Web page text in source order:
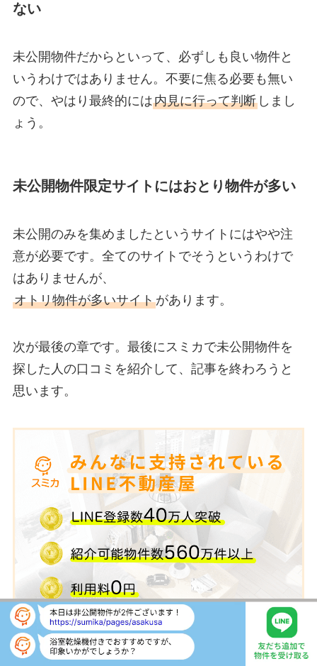
ない
未公開物件だからといって、必ずしも良い物件と
いうわけではありません。不要に焦る必要も無い
ので、やはり最終的には内見に行って判断しまし
ょう。
未公開物件限定サイトにはおとり物件が多い
未公開のみを集めましたというサイトにはやや注
意が必要です。全てのサイトでそうというわけで
はありませんが、
オトリ物件が多いサイトがあります。
次が最後の章です。最後にスミカで未公開物件を
探した人の口コミを紹介して、記事を終わろうと
思います。